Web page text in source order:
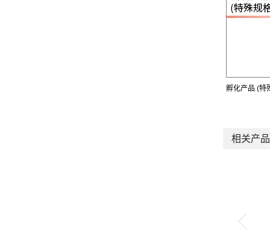
孵化产品 (特
相关产品